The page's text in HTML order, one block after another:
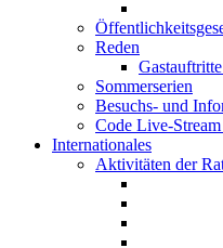
Reden
Sommerserien
Besuchs- und
Code Live-
Internationales
Aktivitäten der